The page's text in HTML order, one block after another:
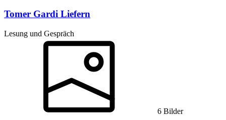
Tomer Gardi Liefern
Lesung und Gespräch
6 Bilder